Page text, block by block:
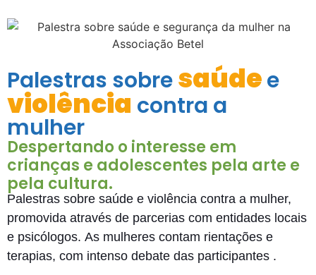
Palestras sobresaúdee
violência contra a
mulher
Despertando o interesse em
crianças e adolescentes pela arte e
pela cultura.
Palestras sobre saúde e violência contra a mulher,
promovida através de parcerias com entidades locais
e psicólogos. As mulheres contam rientações e
terapias, com intenso debate das participantes .